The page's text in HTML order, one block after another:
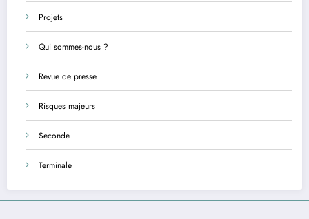
Projets
Qui sommes-nous ?
Revue de presse
Risques majeurs
Seconde
Terminale